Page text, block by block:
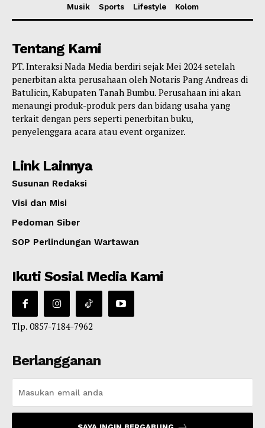
Musik
Sports Lifestyle Kolom
Tentang Kami
PT. Interaksi Nada Media berdiri sejak Mei 2024 setelah
penerbitan akta perusahaan oleh Notaris Pang Andreas di
Batulicin, Kabupaten Tanah Bumbu. Perusahaan ini akan
menaungi produk-produk pers dan bidang usaha yang
terkait dengan pers seperti penerbitan buku,
penyelenggara acara atau event organizer.
Link Lainnya
Susunan Redaksi
Visi dan Misi
Pedoman Siber
SOP Perlindungan Wartawan
Ikuti Sosial Media Kami
Tlp. 0857-7184-7962
Berlangganan